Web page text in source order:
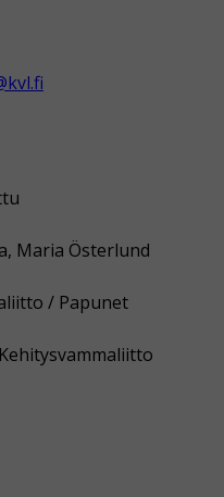
Maria Österlund
/ Papunet